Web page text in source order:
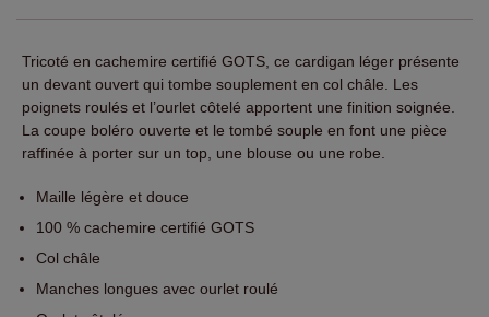
Tricoté en cachemire certifié GOTS, ce cardigan léger présente
un devant ouvert qui tombe souplement en col châle. Les
poignets roulés et l’ourlet côtelé apportent une finition soignée.
La coupe boléro ouverte et le tombé souple en font une pièce
raffinée à porter sur un top, une blouse ou une robe.
Maille légère et douce
100 % cachemire certifié GOTS
Col châle
Manches longues avec ourlet roulé